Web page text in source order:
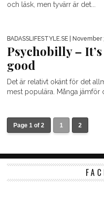
och läsk, men tyvärr är det...
BADASSLIFESTYLE.SE |
Psychobilly –
good
Det är relativt okänt för det
mest populära. Många jämför
Page 1 of 2 1 2